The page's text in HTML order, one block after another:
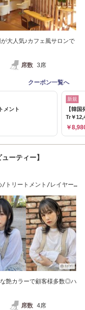
大人気♪カフェ風サロンで
席数 3席
クーポン一覧へ
メント
新規
【韓
Tr￥
￥
ーティー】
トリートメント/レイヤー
艶カラーで顧客様多数◎ハ
席数 4席